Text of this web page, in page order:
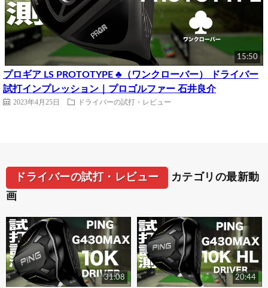
15:50
プロギア LS PROTOTYPE ♣（ワンクローバー） ドライバー
試打インプレッション｜プロゴルファー 石井良介
2023年4月25日 ドライバーの試打・レビュー
ドライバーの試打・レビュー
カテゴリの最新動
画
31:08 20:44